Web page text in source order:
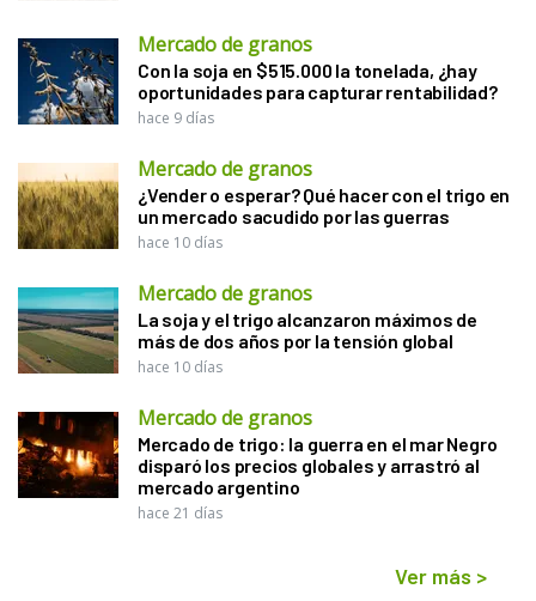
Mercado de granos
Con la soja en $515.000 la tonelada, ¿hay
oportunidades para capturar rentabilidad?
hace 9 días
Mercado de granos
¿Vender o esperar? Qué hacer con el trigo en
un mercado sacudido por las guerras
hace 10 días
Mercado de granos
La soja y el trigo alcanzaron máximos de
más de dos años por la tensión global
hace 10 días
Mercado de granos
Mercado de trigo: la guerra en el mar Negro
disparó los precios globales y arrastró al
mercado argentino
hace 21 días
Ver más >